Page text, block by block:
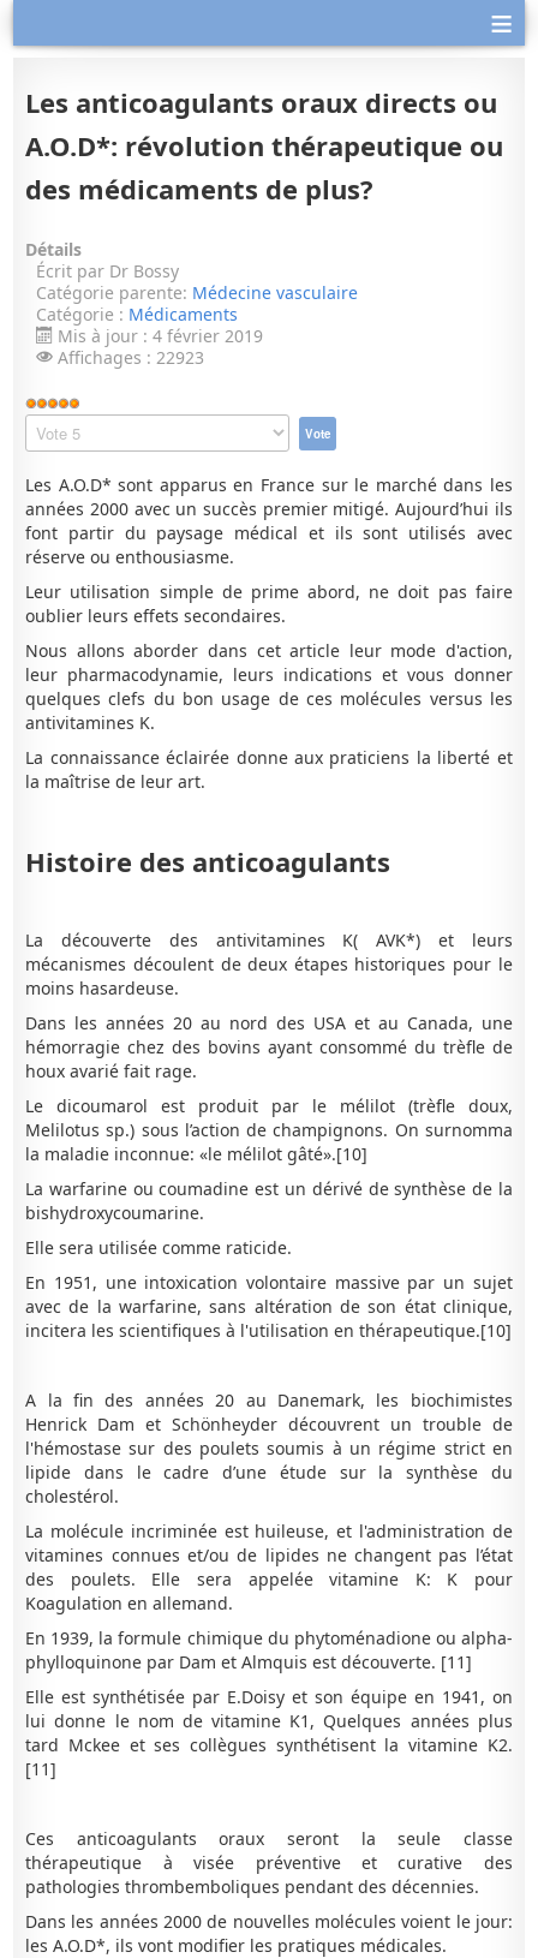
≡
Les anticoagulants oraux directs ou
A.O.D*: révolution thérapeutique ou
des médicaments de plus?
Détails
Écrit par Dr Bossy
Catégorie parente: Médecine vasculaire
Catégorie : Médicaments
Mis à jour : 4 février 2019
Affichages : 22923
Vote
utilisateur:
Veuillez
voter
Les A.O.D* sont apparus en France sur le marché dans les
années 2000 avec un succès premier mitigé. Aujourd’hui ils
font partir du paysage médical et ils sont utilisés avec
réserve ou enthousiasme.
Leur utilisation simple de prime abord, ne doit pas faire
oublier leurs effets secondaires.
Nous allons aborder dans cet article leur mode d'action,
leur pharmacodynamie, leurs indications et vous donner
quelques clefs du bon usage de ces molécules versus les
antivitamines K.
La connaissance éclairée donne aux praticiens la liberté et
la maîtrise de leur art.
Histoire des anticoagulants
La découverte des antivitamines K( AVK*) et leurs
mécanismes découlent de deux étapes historiques pour le
moins hasardeuse.
Dans les années 20 au nord des USA et au Canada, une
hémorragie chez des bovins ayant consommé du trèfle de
houx avarié fait rage.
Le dicoumarol est produit par le mélilot (trèfle doux,
Melilotus sp.) sous l’action de champignons. On surnomma
la maladie inconnue: «le mélilot gâté».[10]
La warfarine ou coumadine est un dérivé de synthèse de la
bishydroxycoumarine.
Elle sera utilisée comme raticide.
En 1951, une intoxication volontaire massive par un sujet
avec de la warfarine, sans altération de son état clinique,
incitera les scientifiques à l'utilisation en thérapeutique.[10]
A la fin des années 20 au Danemark, les biochimistes
Henrick Dam et Schönheyder découvrent un trouble de
l'hémostase sur des poulets soumis à un régime strict en
lipide dans le cadre d’une étude sur la synthèse du
cholestérol.
La molécule incriminée est huileuse, et l'administration de
vitamines connues et/ou de lipides ne changent pas l’état
des poulets. Elle sera appelée vitamine K: K pour
Koagulation en allemand.
En 1939, la formule chimique du phytoménadione ou alpha-
phylloquinone par Dam et Almquis est découverte. [11]
Elle est synthétisée par E.Doisy et son équipe en 1941, on
lui donne le nom de vitamine K1, Quelques années plus
tard Mckee et ses collègues synthétisent la vitamine K2.
[11]
Ces anticoagulants oraux seront la seule classe
thérapeutique à visée préventive et curative des
pathologies thrombemboliques pendant des décennies.
Dans les années 2000 de nouvelles molécules voient le jour:
les A.O.D*, ils vont modifier les pratiques médicales.